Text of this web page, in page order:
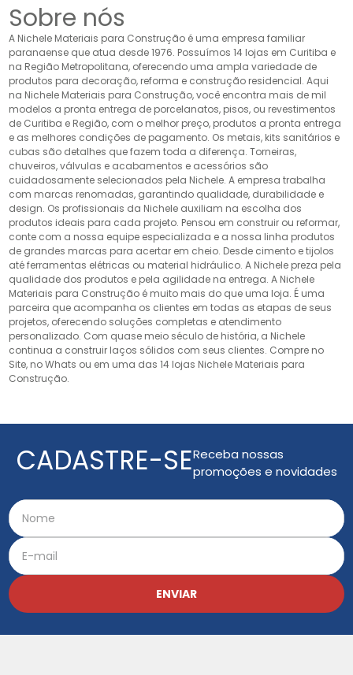
Sobre nós
A Nichele Materiais para Construção é uma empresa familiar
paranaense que atua desde 1976. Possuímos 14 lojas em Curitiba e
na Região Metropolitana, oferecendo uma ampla variedade de
produtos para decoração, reforma e construção residencial. Aqui
na Nichele Materiais para Construção, você encontra mais de mil
modelos a pronta entrega de porcelanatos, pisos, ou revestimentos
de Curitiba e Região, com o melhor preço, produtos a pronta entrega
e as melhores condições de pagamento. Os metais, kits sanitários e
cubas são detalhes que fazem toda a diferença. Torneiras,
chuveiros, válvulas e acabamentos e acessórios são
cuidadosamente selecionados pela Nichele. A empresa trabalha
com marcas renomadas, garantindo qualidade, durabilidade e
design. Os profissionais da Nichele auxiliam na escolha dos
produtos ideais para cada projeto. Pensou em construir ou reformar,
conte com a nossa equipe especializada e a nossa linha produtos
de grandes marcas para acertar em cheio. Desde cimento e tijolos
até ferramentas elétricas ou material hidráulico. A Nichele preza pela
qualidade dos produtos e pela agilidade na entrega. A Nichele
Materiais para Construção é muito mais do que uma loja. É uma
parceira que acompanha os clientes em todas as etapas de seus
projetos, oferecendo soluções completas e atendimento
personalizado. Com quase meio século de história, a Nichele
continua a construir laços sólidos com seus clientes. Compre no
Site, no Whats ou em uma das 14 lojas Nichele Materiais para
Construção.
CADASTRE-SEReceba nossas
promoções e novidades
ENVIAR